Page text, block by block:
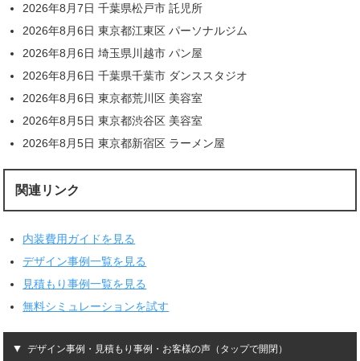
2026年8月7日 千葉県松戸市 託児所
2026年8月6日 東京都江東区 パーソナルジム
2026年8月6日 埼玉県川越市 パン屋
2026年8月6日 千葉県千葉市 ダンススタジオ
2026年8月6日 東京都荒川区 美容室
2026年8月5日 東京都渋谷区 美容室
2026年8月5日 東京都新宿区 ラーメン屋
関連リンク
内装費用ガイドを見る
デザイン事例一覧を見る
見積もり事例一覧を見る
無料シミュレーションを試す
デザイン事例・見積もり事例・お客様の声（タップで開閉）